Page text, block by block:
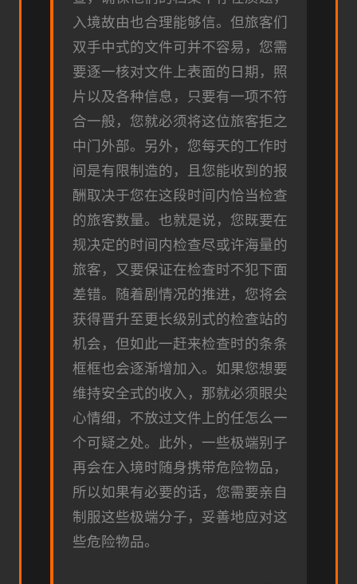
入境故由也合理能够信。但旅客们
双手中式的文件可并不容易，您需
要逐一核对文件上表面的日期，照
片以及各种信息，只要有一项不符
合一般，您就必须将这位旅客拒之
中门外部。另外，您每天的工作时
间是有限制造的，且您能收到的报
酬取决于您在这段时间内恰当检查
的旅客数量。也就是说，您既要在
规决定的时间内检查尽或许海量的
旅客，又要保证在检查时不犯下面
差错。随着剧情况的推进，您将会
获得晋升至更长级别式的检查站的
机会，但如此一赶来检查时的条条
框框也会逐渐增加入。如果您想要
维持安全式的收入，那就必须眼尖
心情细，不放过文件上的任怎么一
个可疑之处。此外，一些极端别子
再会在入境时随身携带危险物品，
所以如果有必要的话，您需要亲自
制服这些极端分子，妥善地应对这
些危险物品。